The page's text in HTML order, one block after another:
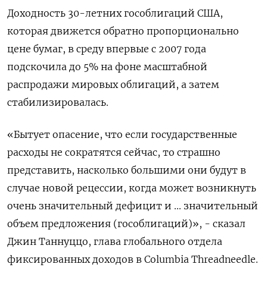
Доходность 30-летних гособлигаций США,
которая движется обратно пропорционально
цене бумаг, в среду впервые с 2007 года
подскочила до 5% на фоне масштабной
распродажи мировых облигаций, а затем
стабилизировалась.
«Бытует опасение, что если государственные
расходы не сократятся сейчас, то страшно
представить, насколько большими они будут в
случае новой рецессии, когда может возникнуть
очень значительный дефицит и ... значительный
объем предложения (гособлигаций)», - сказал
Джин Таннуццо, глава глобального отдела
фиксированных доходов в Columbia Threadneedle.